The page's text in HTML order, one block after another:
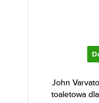
John
toaletowa